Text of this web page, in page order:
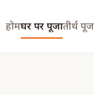
होमघर पर पूजातीर्थ